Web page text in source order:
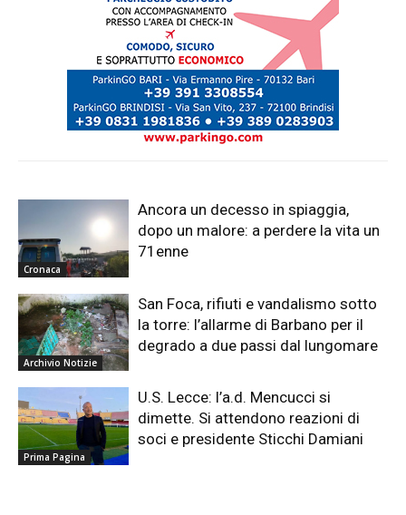
Cronaca
Ancora un decesso in spiaggia,
dopo un malore: a perdere la vita un
71enne
Archivio Notizie
San Foca, rifiuti e vandalismo sotto
la torre: l’allarme di Barbano per il
degrado a due passi dal lungomare
Prima Pagina
U.S. Lecce: l’a.d. Mencucci si
dimette. Si attendono reazioni di
soci e presidente Sticchi Damiani